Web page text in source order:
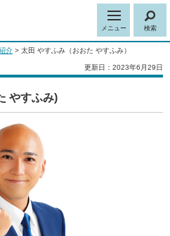
メニュー 検索
介 > 太田 やすふみ（おおた やすふみ）
更新日：2023年6月29日
やすふみ)